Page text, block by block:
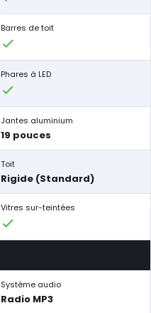
Barres de toit
Phares à LED
Jantes aluminium
19 pouces
Toit
Rigide (Standard)
Vitres sur-teintées
Système audio
Radio MP3